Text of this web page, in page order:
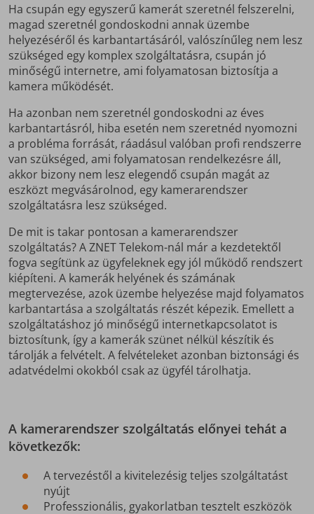
Ha csupán egy egyszerű kamerát szeretnél felszerelni,
magad szeretnél gondoskodni annak üzembe
helyezéséről és karbantartásáról, valószínűleg nem lesz
szükséged egy komplex szolgáltatásra, csupán jó
minőségű internetre, ami folyamatosan biztosítja a
kamera működését.
Ha azonban nem szeretnél gondoskodni az éves
karbantartásról, hiba esetén nem szeretnéd nyomozni
a probléma forrását, ráadásul valóban profi rendszerre
van szükséged, ami folyamatosan rendelkezésre áll,
akkor bizony nem lesz elegendő csupán magát az
eszközt megvásárolnod, egy kamerarendszer
szolgáltatásra lesz szükséged.
De mit is takar pontosan a kamerarendszer
szolgáltatás? A ZNET Telekom-nál már a kezdetektől
fogva segítünk az ügyfeleknek egy jól működő rendszert
kiépíteni. A kamerák helyének és számának
megtervezése, azok üzembe helyezése majd folyamatos
karbantartása a szolgáltatás részét képezik. Emellett a
szolgáltatáshoz jó minőségű internetkapcsolatot is
biztosítunk, így a kamerák szünet nélkül készítik és
tárolják a felvételt. A felvételeket azonban biztonsági és
adatvédelmi okokból csak az ügyfél tárolhatja.
A kamerarendszer szolgáltatás előnyei tehát a
következők:
A tervezéstől a kivitelezésig teljes szolgáltatást
nyújt
Professzionális, gyakorlatban tesztelt eszközök